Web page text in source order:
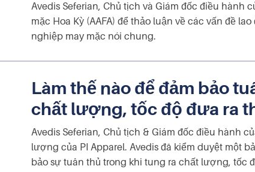
Avedis Seferian, Chủ tịch và Giám đốc điều hành
mặc Hoa Kỳ (AAFA) để thảo luận về các vấn đề
nghiệp may mặc nói chung.
Làm thế nào để đảm bảo
chất lượng, tốc độ đưa ra
Avedis Seferian, Chủ tịch & Giám đốc điều hành
lượng của PI Apparel. Avedis đã kiểm duyệt một
bảo sự tuân thủ trong khi tung ra chất lượng, tốc